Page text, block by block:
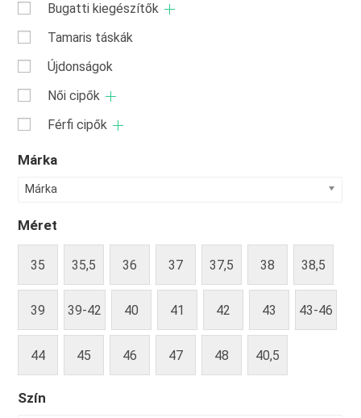
Bugatti kiegészítők
Tamaris táskák
Újdonságok
Női cipők
Férfi cipők
Márka
Márka
Méret
35 35,5 36 37 37,5 38 38,5
39 39-42 40 41 42 43 43-46
44 45 46 47 48 40,5
Szín